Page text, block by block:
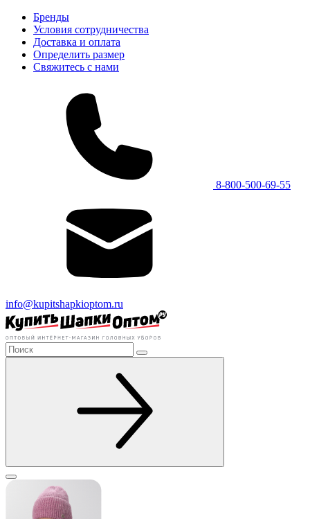
Бренды
Условия сотрудничества
Доставка и оплата
Определить размер
Свяжитесь с нами
8-800-500-69-55
info@kupitshapkioptom.ru